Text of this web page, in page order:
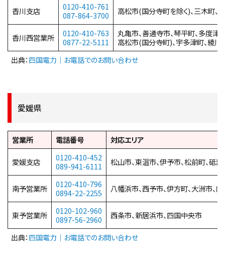
香川支店
0120-410-761
087-864-3700
高松市(国分寺町を除く)、三木町、
香川西営業所
0120-410-763
0877-22-5111
丸亀市、善通寺市、琴平町、多度津
高松市(国分寺町)、宇多津町、綾川
出典： 四国電力｜お電話でのお問い合わせ
愛媛県
営業所 電話番号 対応エリア
愛媛支店
0120-410-452
089-941-6111
松山市、東温市、伊予市、松前町、砥
南予営業所
0120-410-796
0894-22-2255
八幡浜市、西予市、伊方町、大洲市、
東予営業所
0120-102-960
0897-56-2960
西条市、新居浜市、四国中央市
出典： 四国電力｜お電話でのお問い合わせ